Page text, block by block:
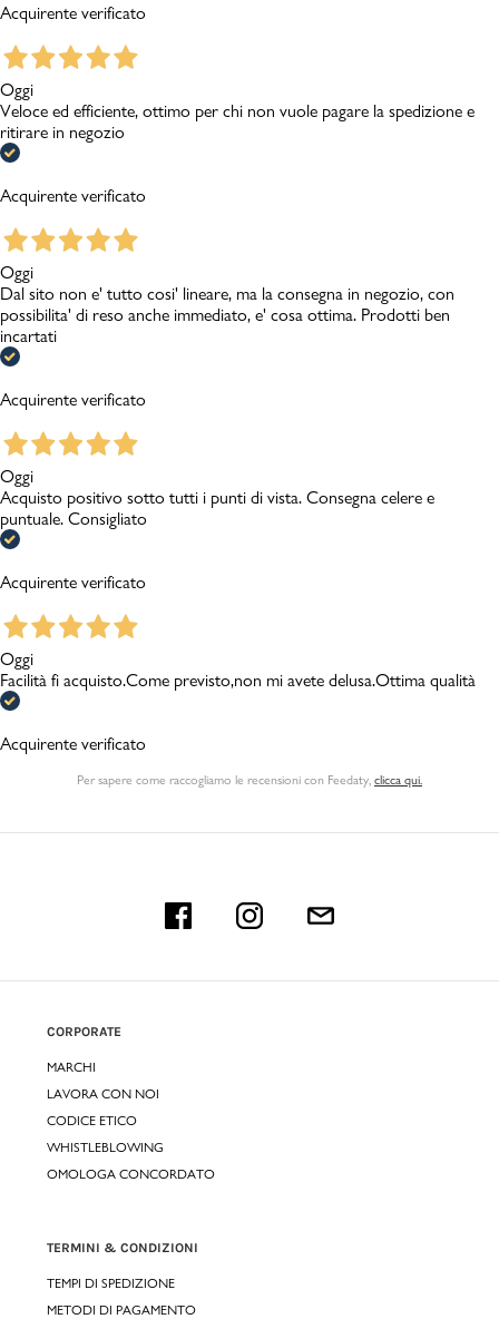
Acquirente verificato
Oggi
Veloce ed efficiente, ottimo per chi non vuole pagare la spedizione e
ritirare in negozio
Acquirente verificato
Oggi
Dal sito non e' tutto cosi' lineare, ma la consegna in negozio, con
possibilita' di reso anche immediato, e' cosa ottima. Prodotti ben
incartati
Acquirente verificato
Oggi
Acquisto positivo sotto tutti i punti di vista. Consegna celere e
puntuale. Consigliato
Acquirente verificato
Oggi
Facilità fi acquisto.Come previsto,non mi avete delusa.Ottima qualità
Acquirente verificato
Per sapere come raccogliamo le recensioni con Feedaty, clicca qui.
CORPORATE
MARCHI
LAVORA CON NOI
CODICE ETICO
WHISTLEBLOWING
OMOLOGA CONCORDATO
TERMINI & CONDIZIONI
TEMPI DI SPEDIZIONE
METODI DI PAGAMENTO